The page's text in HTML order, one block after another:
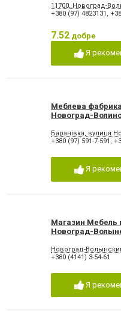
11700, Новоград-
+380 (97) 4823131 ,
7.52 добре
Я
Меблева
Новоград-
Баранівка, вулиця
+380 (97) 591-7-591 ,
Я
Магазин Мебель
Новоград-
Новоград-
+380 (4141) 3-54-61
Я